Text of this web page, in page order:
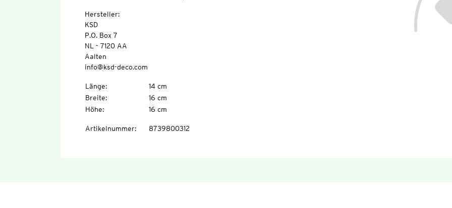
Hersteller:
KSD
P.O. Box 7
NL - 7120 AA
Aalten
info@ksd-deco.com
Länge:
14 cm
Breite:
16 cm
Höhe: 16 cm
Artikelnummer: 8739800312